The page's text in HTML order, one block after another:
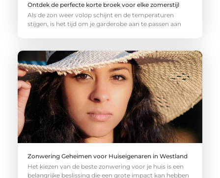
Ontdek de perfecte korte broek voor elke zomerstijl
Als de zon weer volop schijnt en de temperaturen
stijgen, is het tijd om je garderobe aan te passen aan
Zonwering Geheimen voor Huiseigenaren in Westland
Het kiezen van de beste zonwering voor je huis is een
belangrijke beslissing die een grote impact kan hebben